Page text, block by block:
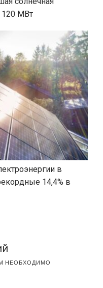
120 МВт
в
14,4% в
НЕОБХОДИМО